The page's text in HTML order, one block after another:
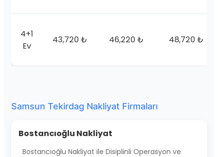
4+1
Ev
43,720 ₺ 46,220 ₺ 48,720 ₺
Samsun Tekirdag Nakliyat Firmaları
Bostancıoğlu Nakliyat
Bostancıoğlu Nakliyat ile Disiplinli Operasyon ve